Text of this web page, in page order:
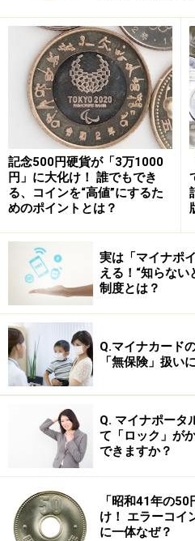
こんな場所で!? 野生
験談」
登山というほどでもないハイ
東海自然歩道の途中の、登山
山の見晴台から西湖へ続く道
て、あろうことか登山道の真
らもその場で歩みをとめる
うかがうように顔を向けてき
それがクマだと認識すると同
遭った時のために覚えていた
った。
とにかく目をそむけたり、
り、大声を上げて熊を興奮さ
後ずさりしてクマとの距離を
くる最悪のケースにどう反撃
いた。
記念500円硬貨が「3万1000
円」に大化け！ 誰でもでき
る、コインを“高値”にするた
めのポイントとは？
実は「マイナポ
える！“知らない
制度とは？
Q.マイナカード
「無保険」扱い
Q. マイナポータ
て「ロック」が
できますか？
「昭和41年の
け！ エラーコイ
に一体なぜ？